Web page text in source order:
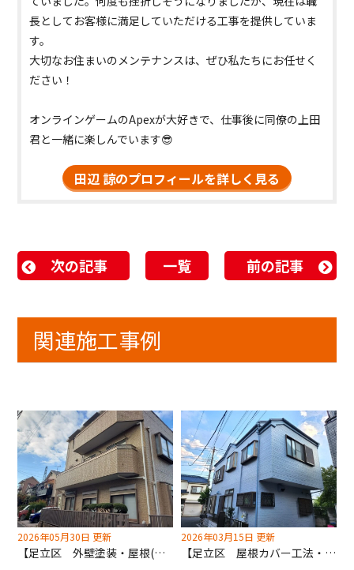
長としてお客様に満足していただける工事を提供していま
す。
大切なお住まいのメンテナンスは、ぜひ私たちにお任せく
ださい！
オンラインゲームのApexが大好きで、仕事後に同僚の上田
君と一緒に楽しんでいます😎
田辺 諒のプロフィールを詳しく見る
次の記事 一覧 前の記事
関連施工事例
2026年05月30日 更新
【足立区 外壁塗装・屋根(遮熱)塗装工事】クリアー5分艶仕上げ！助成金使えます！
2026年03月15日 更新
【足立区 屋根カバー工法・外壁(遮熱)塗装工事】塗装不可素材！深井塗装は適切な施工をご提案します！